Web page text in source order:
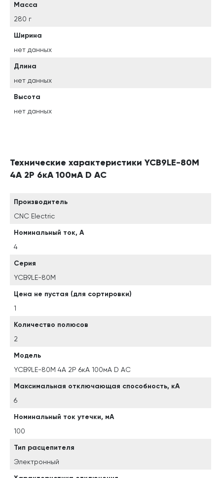
Масса
280 г
Ширина
нет данных
Длина
нет данных
Высота
нет данных
Технические характеристики YCB9LE-80M
4А 2P 6кА 100мА D AC
Производитель
CNC Electric
Номинальный ток, А
4
Серия
YCB9LE-80M
Цена не пустая (для сортировки)
1
Количество полюсов
2
Модель
YCB9LE-80M 4А 2P 6кА 100мА D AC
Максимальная отключающая способность, кА
6
Номинальный ток утечки, мА
100
Тип расцепителя
Электронный